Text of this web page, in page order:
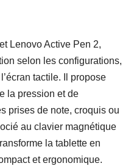
Lenovo Active Pen 2,
selon les configurations,
tactile. Il propose
la pression et de
prises de note, croquis ou
au clavier magnétique
la tablette en
et ergonomique.